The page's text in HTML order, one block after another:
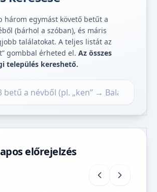
három egymást követő betűt a
(bárhol a szóban), és máris
találatokat. A teljes listát az
gombbal érheted el. Az összes
település kereshető.
előrejelzés